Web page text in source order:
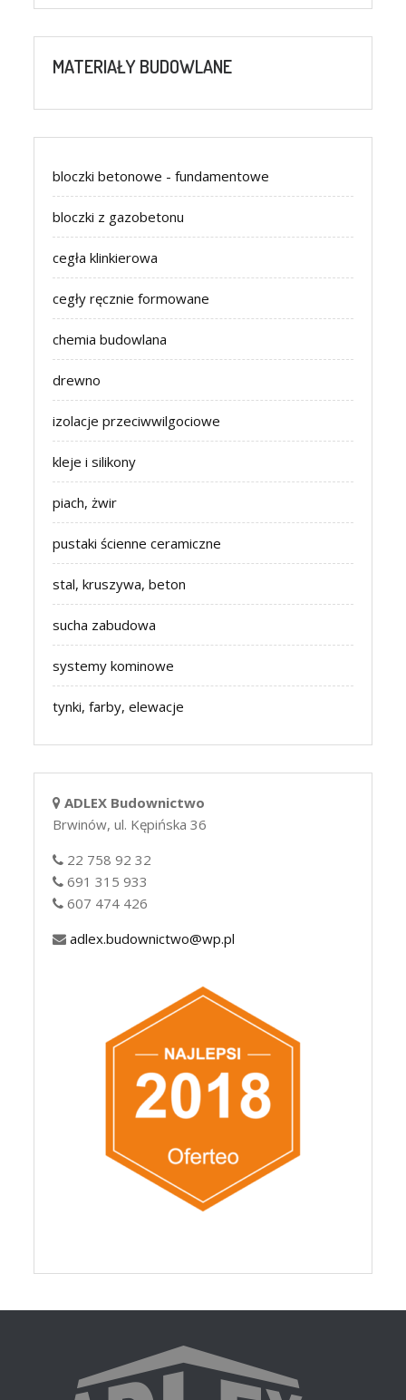
MATERIAŁY BUDOWLANE
bloczki betonowe - fundamentowe
bloczki z gazobetonu
cegła klinkierowa
cegły ręcznie formowane
chemia budowlana
drewno
izolacje przeciwwilgociowe
kleje i silikony
piach, żwir
pustaki ścienne ceramiczne
stal, kruszywa, beton
sucha zabudowa
systemy kominowe
tynki, farby, elewacje
ADLEX Budownictwo
Brwinów, ul. Kępińska 36
22 758 92 32
691 315 933
607 474 426
adlex.budownictwo@wp.pl